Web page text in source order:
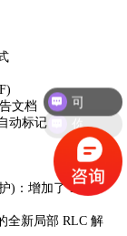
文档
动标记
)：增加了 FD 和
新局部 RLC 解